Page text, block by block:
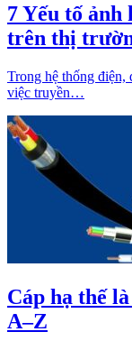
7 Yếu tố ảnh
trên thị
Trong hệ thống điện,
việc truyền…
Cáp hạ thế
A–Z